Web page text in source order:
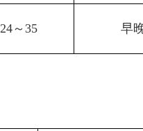
24～35 早